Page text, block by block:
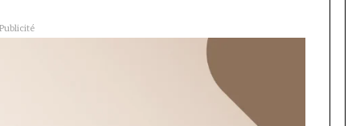
Publicité